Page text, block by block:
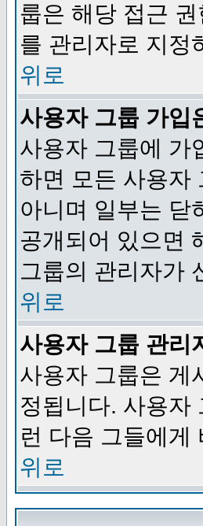
룹은 해당 접근
를 관리자로 지정
위로
사용자 그룹 가입
사용자 그룹에 가
하면 모든 사용자
아니며 일부는 닫
공개되어 있으면
그룹의 관리자가
위로
사용자 그룹 관리
사용자 그룹은 게
정됩니다. 사용자
런 다음 그들에게
위로